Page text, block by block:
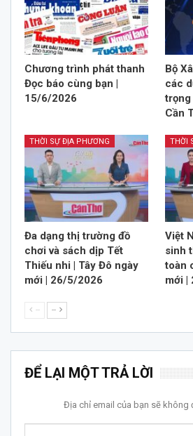
Chương trình phát thanh
Đọc báo cùng bạn |
15/6/2026
Bộ
các
trọng
Cần
THỜI SỰ ĐỊA PHƯƠNG
Đa dạng thị trường đồ
chơi và sách dịp Tết
Thiếu nhi | Tây Đô ngày
mới | 26/5/2026
THỜI
Việt
sinh
toàn
mới |
-- --
ĐỂ LẠI MỘT TRẢ LỜI
Địa chỉ email của bạn sẽ không